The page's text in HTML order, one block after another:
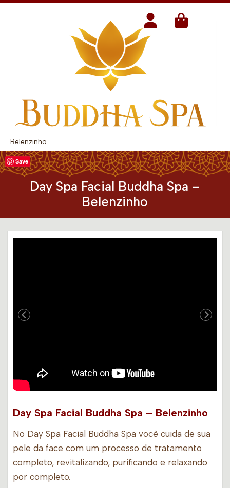
Belenzinho
Day Spa Facial Buddha Spa –
Belenzinho
Save
Day Spa Facial Buddha Spa – Belenzinho
No Day Spa Facial Buddha Spa você cuida de sua
pele da face com um processo de tratamento
completo, revitalizando, purificando e relaxando
por completo.